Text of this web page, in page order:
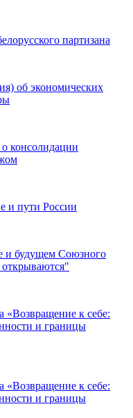
партизана
об экономических
консолидации
и пути России
и будущем Союзного
открываются"
«Возвращение к себе:
и границы
«Возвращение к себе:
и границы